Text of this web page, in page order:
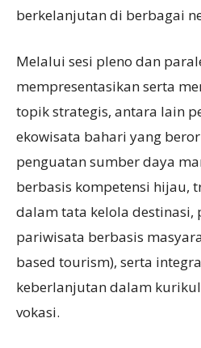
berkelanjutan di berbagai
Melalui sesi pleno dan
mempresentasikan serta
topik strategis, antara lain
ekowisata bahari yang
penguatan sumber daya
berbasis kompetensi hijau,
dalam tata kelola destinasi,
pariwisata berbasis
based tourism), serta
keberlanjutan dalam
vokasi.